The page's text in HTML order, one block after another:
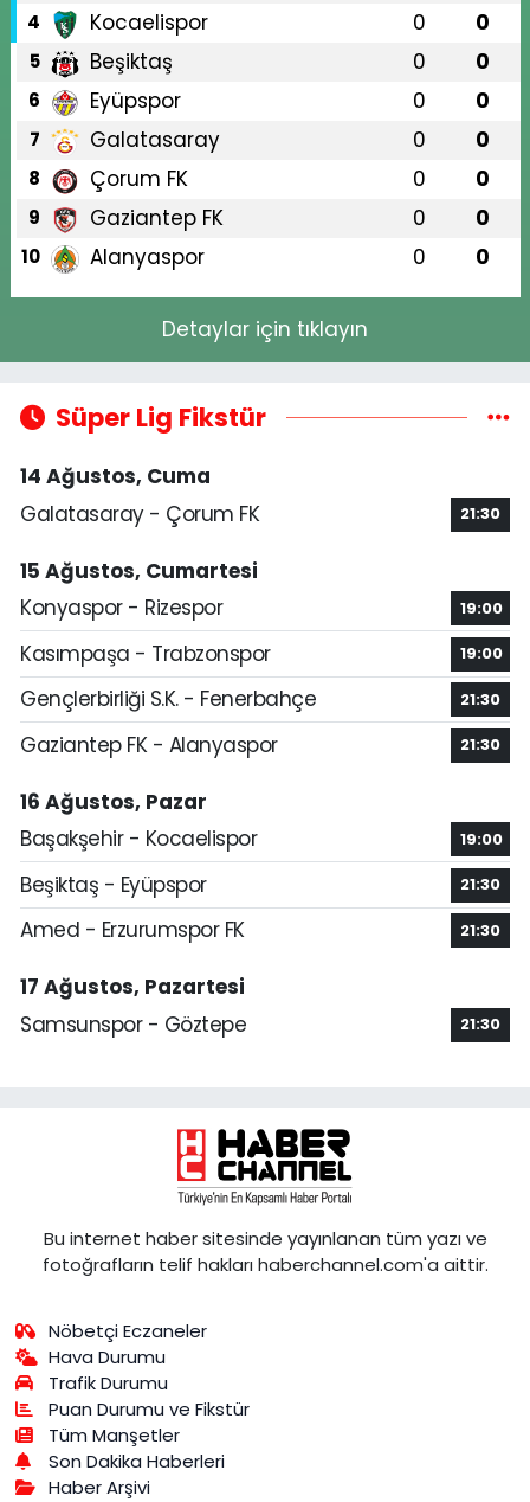
4 Kocaelispor 0 0
5 Beşiktaş 0 0
6 Eyüpspor 0 0
7 Galatasaray 0 0
8 Çorum FK 0 0
9 Gaziantep FK 0 0
10 Alanyaspor 0 0
Detaylar için tıklayın
Süper Lig Fikstür
14 Ağustos, Cuma
Galatasaray - Çorum FK
21:30
15 Ağustos, Cumartesi
Konyaspor - Rizespor
19:00
Kasımpaşa - Trabzonspor 19:00
Gençlerbirliği S.K. - Fenerbahçe 21:30
Gaziantep FK - Alanyaspor 21:30
16 Ağustos, Pazar
Başakşehir - Kocaelispor
19:00
Beşiktaş - Eyüpspor 21:30
Amed - Erzurumspor FK 21:30
17 Ağustos, Pazartesi
Samsunspor - Göztepe
21:30
Bu internet haber sitesinde yayınlanan tüm yazı ve
fotoğrafların telif hakları haberchannel.com'a aittir.
Nöbetçi Eczaneler
Hava Durumu
Trafik Durumu
Puan Durumu ve Fikstür
Tüm Manşetler
Son Dakika Haberleri
Haber Arşivi